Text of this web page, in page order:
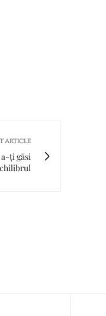
ARTICLE
ți găsi